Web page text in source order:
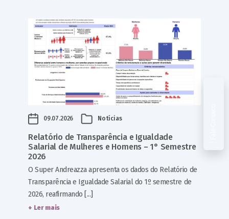
09.07.2026 Notícias
Relatório de Transparência e Igualdade
Salarial de Mulheres e Homens – 1° Semestre
2026
O Super Andreazza apresenta os dados do Relatório de
Transparência e Igualdade Salarial do 1º semestre de
2026, reafirmando [...]
+ Ler mais